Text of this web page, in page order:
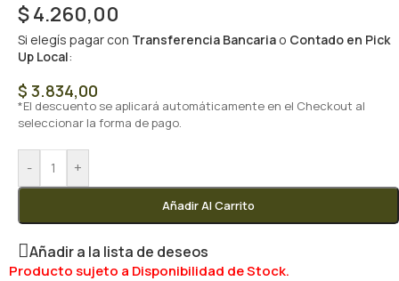
$4.260,00
Si elegís pagar con Transferencia Bancaria o Contado en Pick
Up Local:
$ 3.834,00
*El descuento se aplicará automáticamente en el Checkout al
seleccionar la forma de pago.
- +
Añadir Al Carrito
Añadir a la lista de deseos
Producto sujeto a Disponibilidad de Stock.